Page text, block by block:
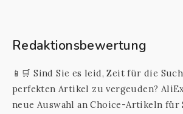
Redaktionsbewertung
📱🛒 Sind Sie es leid, Zeit für die
perfekten Artikel zu vergeuden?
neue Auswahl an Choice-Artikeln für